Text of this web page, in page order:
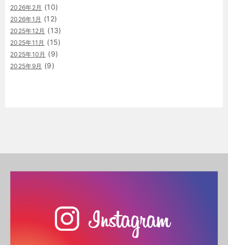
2026年2月 (10)
2026年1月 (12)
2025年12月 (13)
2025年11月 (15)
2025年10月 (9)
2025年9月 (9)